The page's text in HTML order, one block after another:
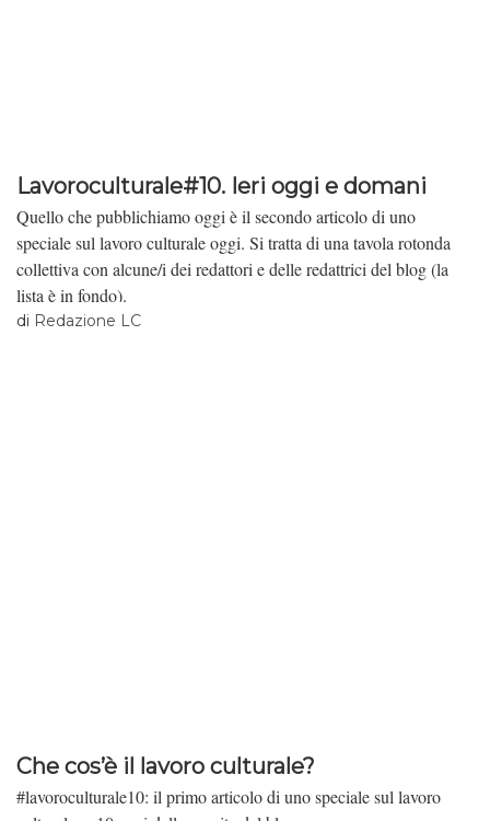
Lavoroculturale#10. Ieri oggi e domani
Quello che pubblichiamo oggi è il secondo articolo di uno
speciale sul lavoro culturale oggi. Si tratta di una tavola rotonda
collettiva con alcune/i dei redattori e delle redattrici del blog (la
lista è in fondo).
di Redazione LC
Che cos’è il lavoro culturale?
#lavoroculturale10: il primo articolo di uno speciale sul lavoro